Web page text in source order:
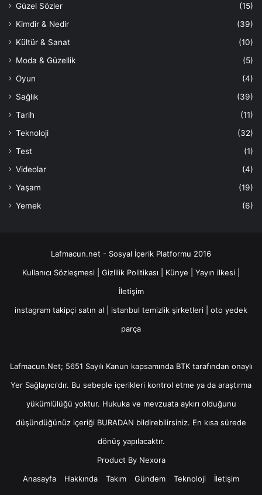
Güzel Sözler
(15)
Kimdir & Nedir
(39)
Kültür & Sanat
(10)
Moda & Güzellik
(5)
Oyun
(4)
Sağlık
(39)
Tarih
(11)
Teknoloji
(32)
Test
(1)
Videolar
(4)
Yaşam
(19)
Yemek
(6)
Lafmacun.net - Sosyal İçerik Platformu 2016
Kullanıcı Sözleşmesi
Gizlilik Politikası Künye Yayın ilkesi
İletişim
instagram takipçi satın al
istanbul temizlik şirketleri
oto yedek
parça
Lafmacun.Net; 5651 Sayılı Kanun kapsamında BTK tarafından onaylı
Yer Sağlayıcı'dır. Bu sebeple içerikleri kontrol etme ya da araştırma
yükümlülüğü yoktur. Hukuka ve mevzuata aykırı olduğunu
düşündüğünüz içeriği BURADAN bildirebilirsiniz. En kısa sürede
dönüş yapılacaktır.
Product By Nexora
Anasayfa
Hakkında Takım Gündem Teknoloji İletişim